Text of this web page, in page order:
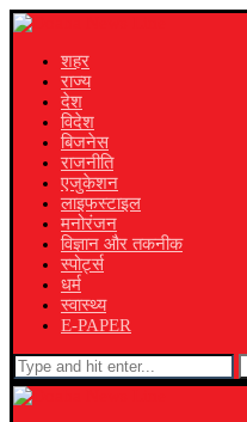
शहर
राज्य
देश
विदेश
बिजनेस
राजनीति
एजुकेशन
लाइफस्टाइल
मनोरंजन
विज्ञान और तकनीक
स्पोर्ट्स
धर्म
स्वास्थ्य
E-PAPER